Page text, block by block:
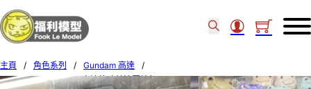
主頁 / 角色系列 / Gundam 高達
/
MR HOBBY GMA-01 高達筆噴鎗連壓縮氣 631975